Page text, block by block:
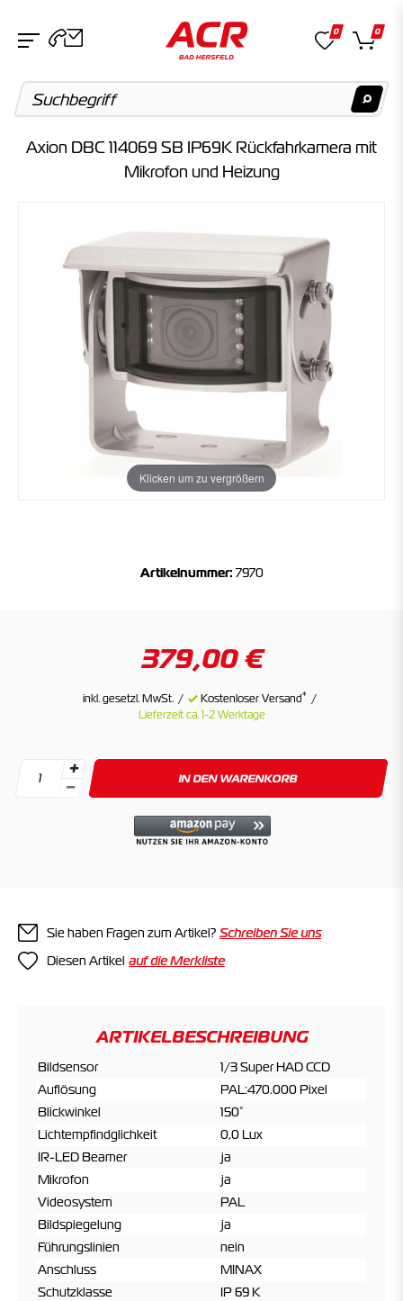
Keine Suchergebnisse gefunden.
Kategorien
Keine Suchergebnisse gefunden.
0 0
Axion DBC 114069 SB IP69K Rückfahrkamera mit
Mikrofon und Heizung
Klicken um zu vergrößern
Artikelnummer:7970
379,00 €
inkl. gesetzl. MwSt. Kostenloser Versand*
Lieferzeit ca. 1-2 Werktage
IN DEN WARENKORB
Sie haben Fragen zum Artikel? Schreiben Sie uns
Diesen Artikel
ARTIKELBESCHREIBUNG
Bildsensor
1/3 Super HAD CCD
Auflösung
PAL:470.000 Pixel
Blickwinkel
150°
Lichtempfindglichkeit
0,0 Lux
IR-LED Beamer
ja
Mikrofon
ja
Videosystem
PAL
Bildspiegelung
ja
Führungslinien
nein
Anschluss
MINAX
Schutzklasse
IP 69 K